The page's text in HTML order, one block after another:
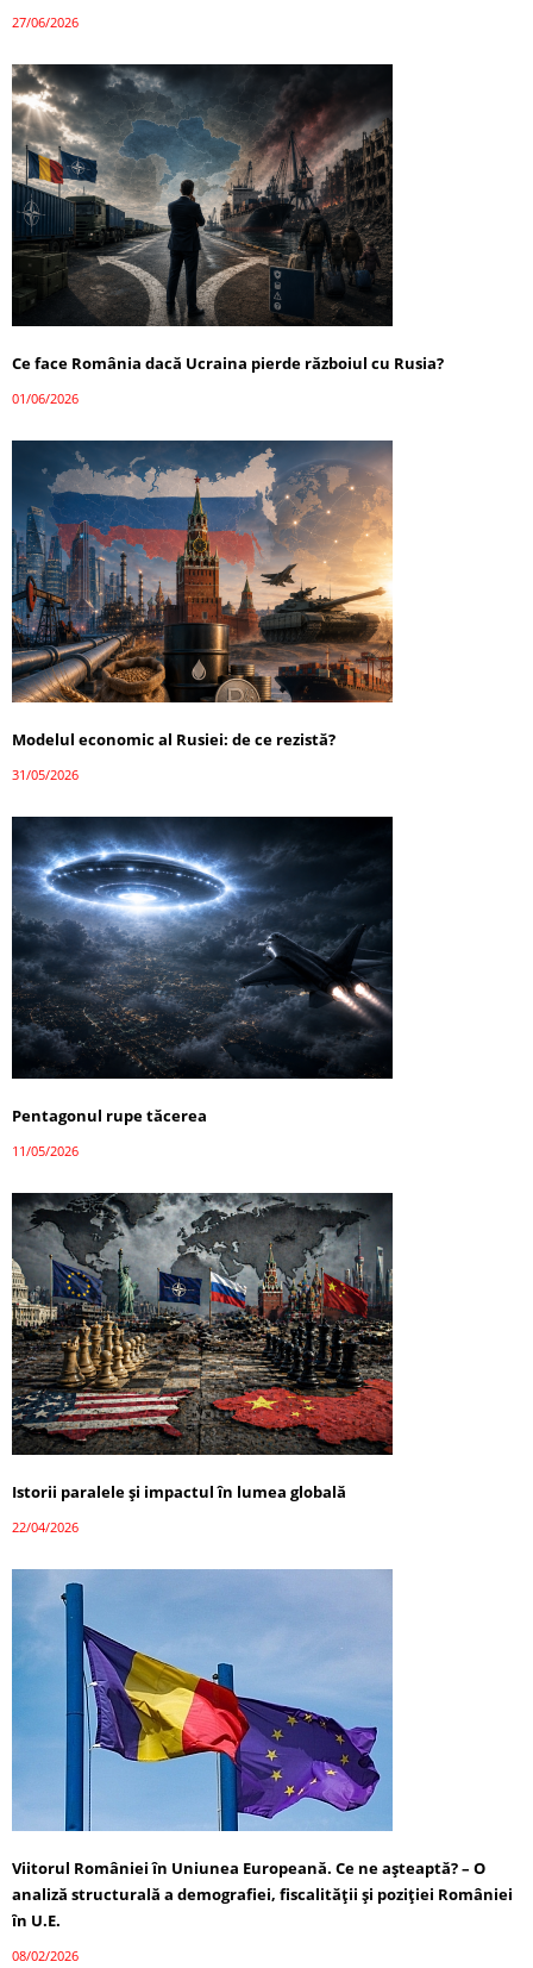
27/06/2026
Ce face România dacă Ucraina pierde războiul cu Rusia?
01/06/2026
Modelul economic al Rusiei: de ce rezistă?
31/05/2026
Pentagonul rupe tăcerea
11/05/2026
Istorii paralele și impactul în lumea globală
22/04/2026
Viitorul României în Uniunea Europeană. Ce ne așteaptă? – O
analiză structurală a demografiei, fiscalității și poziției României
în U.E.
08/02/2026